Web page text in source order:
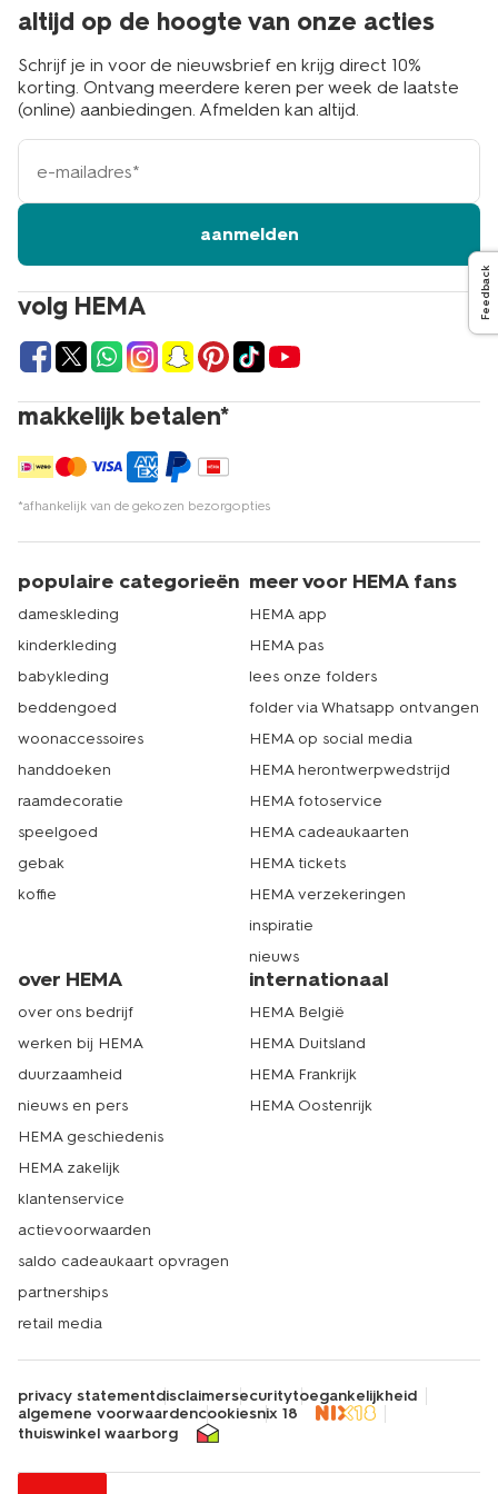
volg HEMA
makkelijk betalen*
*afhankelijk van de gekozen bezorgopties
altijd op de hoogte van onze acties
Schrijf je in voor de nieuwsbrief en krijg direct 10%
korting. Ontvang meerdere keren per week de laatste
(online) aanbiedingen. Afmelden kan altijd.
e-
mailadres
aanmelden
populaire categorieën
dameskleding
kinderkleding
babykleding
beddengoed
woonaccessoires
handdoeken
raamdecoratie
speelgoed
gebak
koffie
meer voor HEMA fans
HEMA app
HEMA pas
lees onze folders
folder via Whatsapp ontvangen
HEMA op social media
HEMA herontwerpwedstrijd
HEMA fotoservice
HEMA cadeaukaarten
HEMA tickets
HEMA verzekeringen
inspiratie
nieuws
over HEMA
over ons bedrijf
werken bij HEMA
duurzaamheid
nieuws en pers
HEMA geschiedenis
HEMA zakelijk
klantenservice
actievoorwaarden
saldo cadeaukaart opvragen
partnerships
retail media
internationaal
HEMA België
HEMA Duitsland
HEMA Frankrijk
HEMA Oostenrijk
privacy statementdisclaimersecuritytoegankelijkheid
algemene voorwaardencookiesnix 18
thuiswinkel waarborg
Feedback